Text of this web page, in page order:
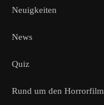
Neuigkeiten
News
Quiz
Rund um den Horrorfilm